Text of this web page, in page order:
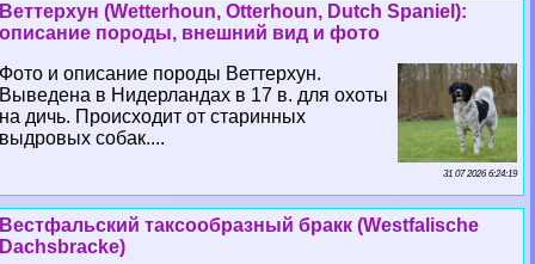
Веттерхун (Wetterhoun, Otterhoun, Dutch Spaniel):
описание породы, внешний вид и фото
Фото и описание породы Веттерхун.
Выведена в Нидерландах в 17 в. для охоты
на дичь. Происходит от старинных
выдровых собак....
31 07 2026 6:24:19
Вестфальский таксообразный бpaкк (Westfalische
Dachsbracke)